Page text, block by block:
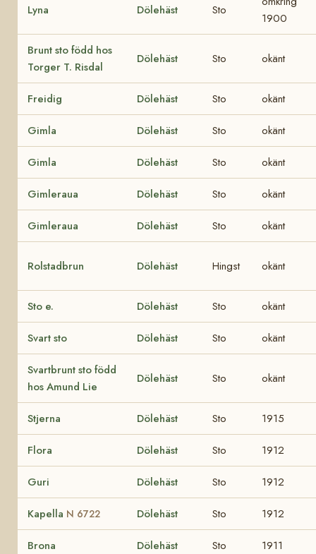
Lyna Dölehäst Sto
1900
Brunt sto född hos
Torger T. Risdal
Dölehäst Sto okänt
Freidig Dölehäst Sto okänt
Gimla Dölehäst Sto okänt
Gimla Dölehäst Sto okänt
Gimleraua Dölehäst Sto okänt
Gimleraua Dölehäst Sto okänt
Rolstadbrun Dölehäst Hingst okänt
Sto e. Dölehäst Sto okänt
Svart sto Dölehäst Sto okänt
Svartbrunt sto född
hos Amund Lie
Dölehäst Sto okänt
Stjerna Dölehäst Sto 1915
Flora Dölehäst Sto 1912
Guri Dölehäst Sto 1912
Kapella N 6722 Dölehäst Sto 1912
Brona Dölehäst Sto 1911